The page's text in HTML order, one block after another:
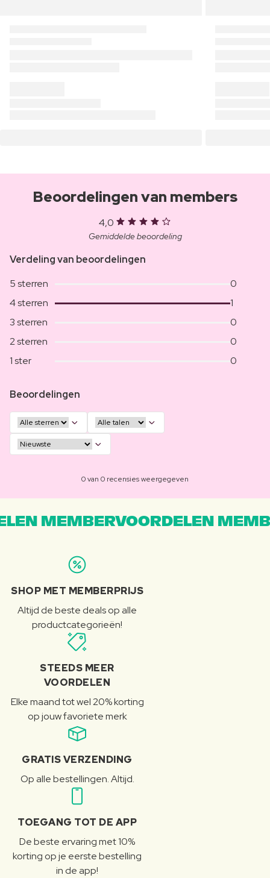
Beoordelingen van members
4,0
Gemiddelde beoordeling
Verdeling van beoordelingen
5 sterren
0
4 sterren
1
3 sterren
0
2 sterren
0
1 ster
0
Beoordelingen
0 van 0 recensies weergegeven
MEMBERVOORDELEN
SHOP MET MEMBERPRIJS
Altijd de beste deals op alle
productcategorieën!
STEEDS MEER
VOORDELEN
Elke maand tot wel 20% korting
op jouw favoriete merk
GRATIS VERZENDING
Op alle bestellingen. Altijd.
TOEGANG TOT DE APP
De beste ervaring met 10%
korting op je eerste bestelling
in de app!